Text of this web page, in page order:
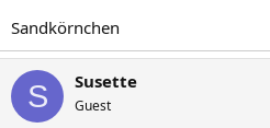
Sandkörnchen
S Susette
Guest